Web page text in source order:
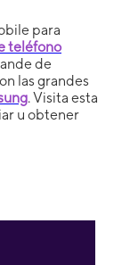
para
teléfono
de
las grandes
. Visita esta
u obtener